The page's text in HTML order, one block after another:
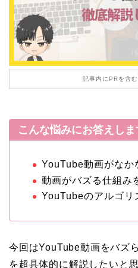
記事内にPRを含
こんな悩みにお答えしま
YouTube動画がなか
動画がバズる仕組み
YouTubeのアルゴリ
今回はYouTube動画をバズ
を超具体的に解説したいと思